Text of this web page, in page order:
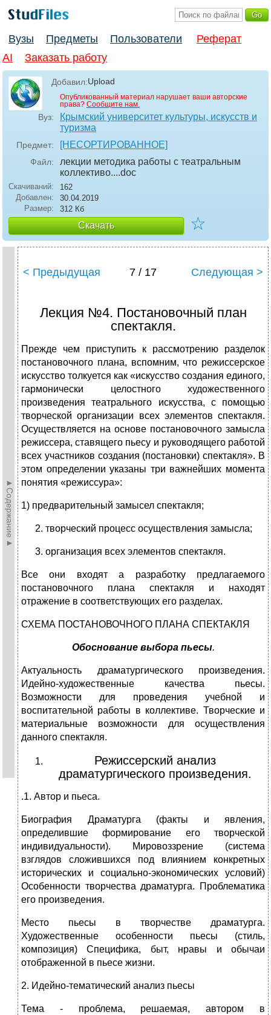
Вузы Предметы Пользователи
Реферат
AI
Заказать работу
Добавил:Upload
Опубликованный материал нарушает ваши авторские
права? Сообщите нам.
Вуз:
Крымский университет культуры, искусств и
туризма
Предмет: [НЕСОРТИРОВАННОЕ]
Файл:
лекции методика работы с театральным
коллективо....doc
Скачиваний:
162
Добавлен:
30.04.2019
Размер:
312 Кб
Скачать ☆
►Содержание►
< Предыдущая 7 / 17 Следующая >
Лекция №4. Постановочный план
спектакля.
Прежде чем приступить к рассмотрению разделок
постановочного плана, вспомним, что режиссерское
искусство толкуется как «искусство создания единого,
гармонически целостного художественного
произведения театрального искусства, с помощью
творческой организации всех элементов спектакля.
Осуществляется на основе постановочного замысла
режиссера, ставящего пьесу и руководящего работой
всех участников создания (постановки) спектакля». В
этом определении указаны три важнейших момента
понятия «режиссура»:
1) предварительный замысел спектакля;
творческий процесс осуществления замысла;
организация всех элементов спектакля.
Все они входят а разработку предлагаемого
постановочного плана спектакля и находят
отражение в соответствующих его разделах.
СХЕМА ПОСТАНОВОЧНОГО ПЛАНА СПЕКТАКЛЯ
Обоснование выбора пьесы.
Актуальность драматургического произведения.
Идейно-художественные качества пьесы.
Возможности для проведения учебной и
воспитательной работы в коллективе. Творческие и
материальные возможности для осуществления
данного спектакля.
Режиссерский анализ
драматургического произведения.
.1. Автор и пьеса.
Биография Драматурга (факты и явления,
определившие формирование его творческой
индивидуальности). Мировоззрение (система
взглядов сложившихся под влиянием конкретных
исторических и социально-экономических условий)
Особенности творчества драматурга. Проблематика
его произведения.
Место пьесы в творчестве драматурга.
Художественные особенности пьесы (стиль,
композиция) Специфика, быт, нравы и обычаи
отображенной в пьесе жизни.
2. Идейно-тематический анализ пьесы
Тема - проблема, решаемая, автором в